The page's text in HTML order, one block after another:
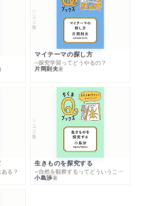
シリーズ・全集
マイテーマの探し方
─探究学習ってどうやるの？
片岡則夫著
る？
シリーズ・全集
生きものを探究する
─自然を観察するってどういうこと？
小島渉著